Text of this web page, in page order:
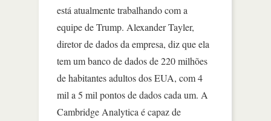
está atualmente trabalhando com a
equipe de Trump. Alexander Tayler,
diretor de dados da empresa, diz que ela
tem um banco de dados de 220 milhões
de habitantes adultos dos EUA, com 4
mil a 5 mil pontos de dados cada um. A
Cambridge Analytica é capaz de